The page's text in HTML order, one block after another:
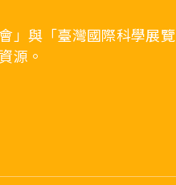
」與「臺灣國際科學展覽
源。